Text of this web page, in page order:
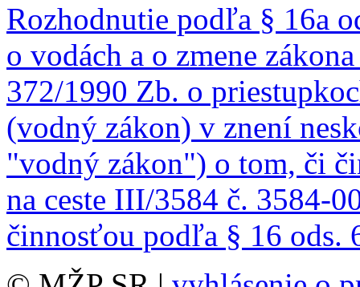
Rozhodnutie podľa § 16a
o vodách a o zmene
372/1990 Zb. o
(vodný zákon) v znení
"vodný zákon") o tom, či
na ceste III/3584 č. 3584-
činnosťou podľa § 16 ods.